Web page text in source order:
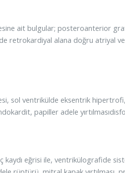
ait bulgular; posteroanterior
retrokardiyal alana doğru atriyal
sol ventrikülde eksentrik
papiller adele
kaydı eğrisi ile, ventrikülografide